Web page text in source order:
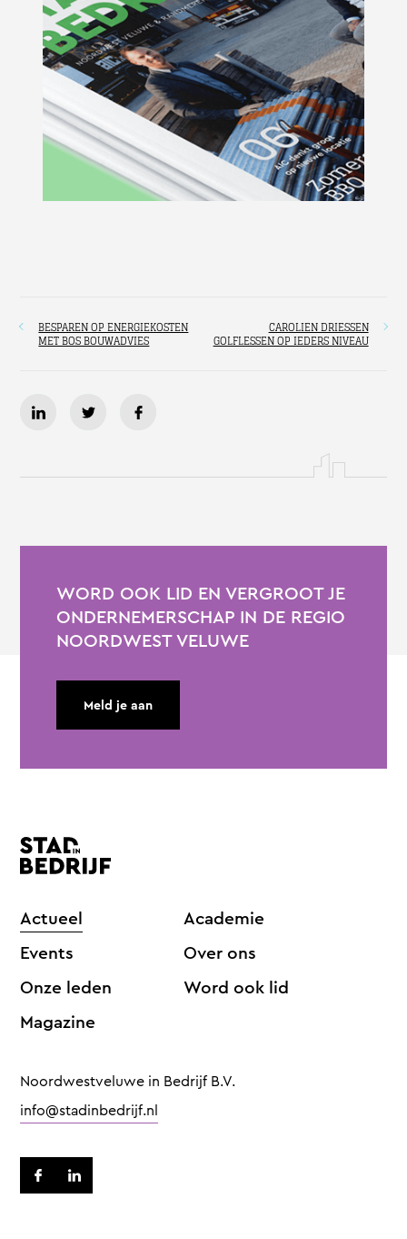
BESPAREN OP ENERGIEKOSTEN
MET BOS BOUWADVIES
CAROLIEN DRIESSEN
GOLFLESSEN OP IEDERS NIVEAU
WORD OOK LID EN VERGROOT JE
ONDERNEMERSCHAP IN DE REGIO
NOORDWEST VELUWE
Meld je aan
Actueel
Events
Onze leden
Magazine
Academie
Over ons
Word ook lid
Noordwestveluwe in Bedrijf B.V.
info@stadinbedrijf.nl